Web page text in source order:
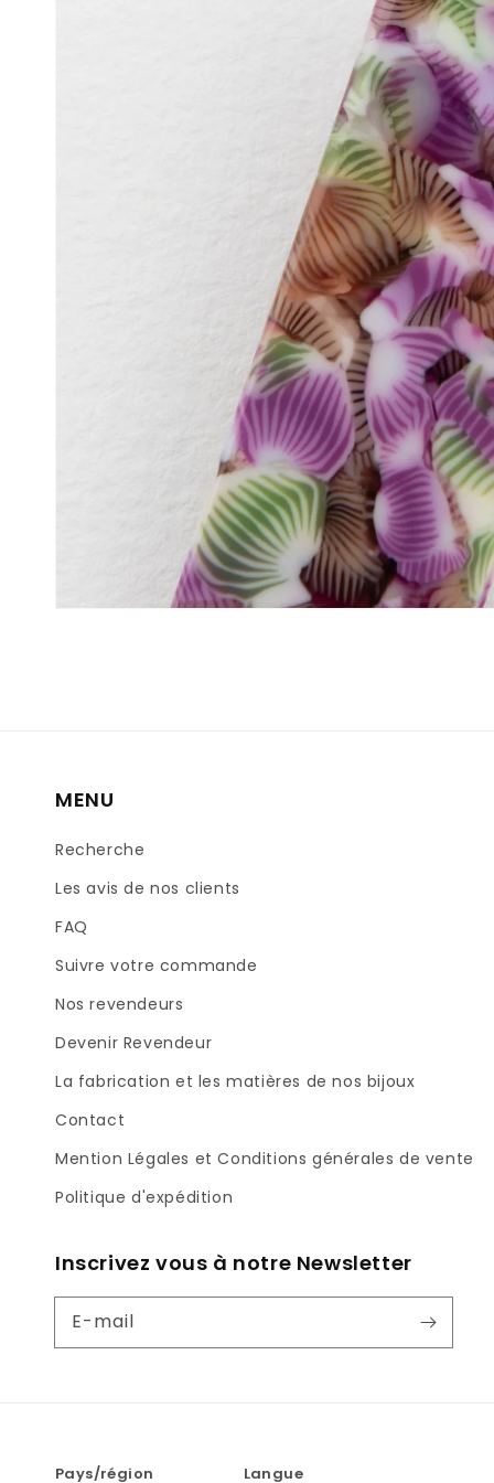
MENU
Recherche
Les avis de nos clients
FAQ
Suivre votre commande
Nos revendeurs
Devenir Revendeur
La fabrication et les matières de nos bijoux
Contact
Mention Légales et Conditions générales de vente
Politique d'expédition
Inscrivez vous à notre Newsletter
E-mail
Pays/région Langue